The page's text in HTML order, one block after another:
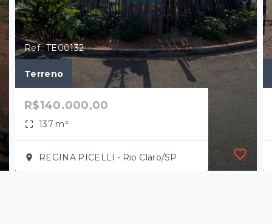
Ref.: TE00132
Terreno
R$140.000,00
137 m²
REGINA PICELLI - Rio Claro/SP